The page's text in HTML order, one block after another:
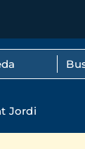
Jordi